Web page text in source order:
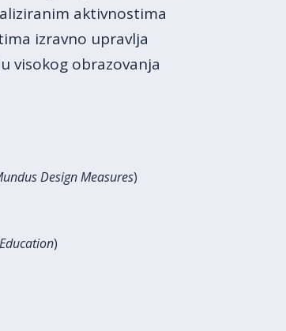
aktivnostima
izravno upravlja
visokog obrazovanja
Design Measures)
)